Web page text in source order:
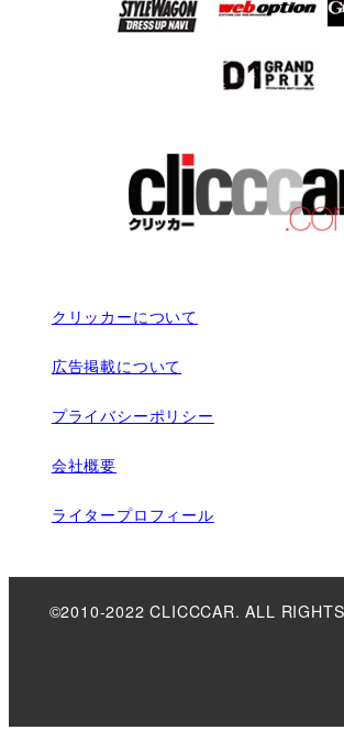
クリッカーについて
広告掲載について
プライバシーポリシー
会社概要
ライタープロフィール
©2010-2022 CLICCCAR. ALL